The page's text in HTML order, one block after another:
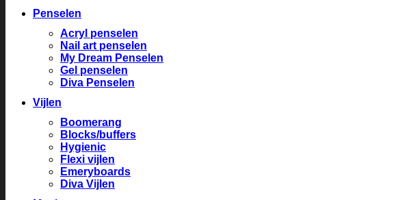
Penselen
Acryl penselen
Nail art penselen
My Dream Penselen
Gel penselen
Diva Penselen
Vijlen
Boomerang
Blocks/buffers
Hygienic
Flexi vijlen
Emeryboards
Diva Vijlen